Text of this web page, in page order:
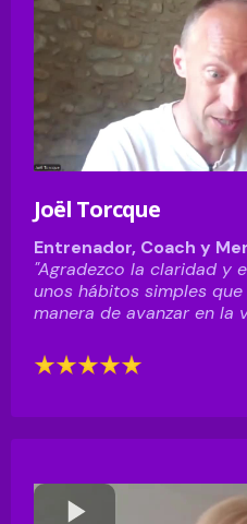
Joël Torcque
Entrenador, Coach y
"Agradezco la claridad y
unos hábitos simples
manera de avanzar en la